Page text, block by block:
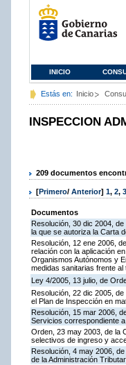
INICIO
Estás en: Inicio
INSPECCION
209 documentos
[Primero/ Anterior] 1, 2, 3
Documentos
Resolución, 30 dic 2004,
la que se autoriza la Carta
Resolución, 12 ene 2006,
relación con la aplicación
Organismos Autónomos y
medidas sanitarias frente
Ley 4/2005, 13 julio, de
Resolución, 22 dic 2005,
el Plan de Inspección en
Resolución, 15 mar 2006,
Servicios correspondiente
Orden, 23 may 2003, de la
selectivos de ingreso y
Resolución, 4 may 2006,
de la Administración